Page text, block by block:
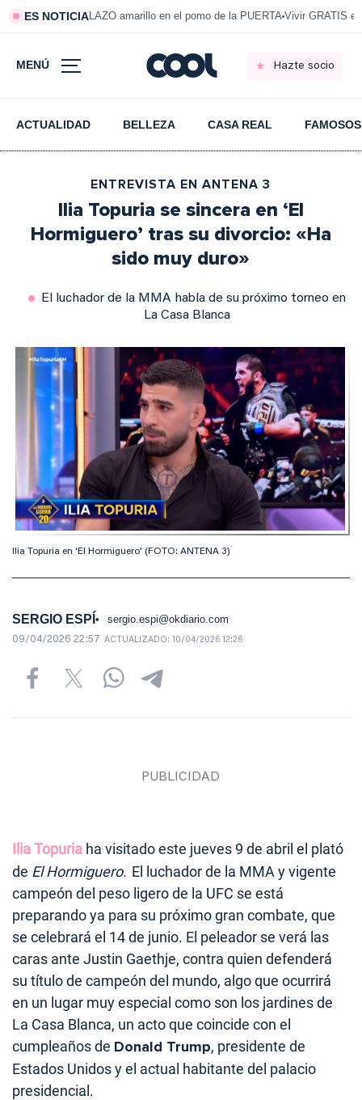
ES NOTICIALAZO amarillo en el pomo de la PUERTA Vivir GRATIS
MENÚ Hazte socio
ACTUALIDAD BELLEZA CASA REAL FAMOSOS
ENTREVISTA EN ANTENA 3
Ilia Topuria se sincera en ‘El
Hormiguero’ tras su divorcio: «Ha
sido muy duro»
El luchador de la MMA habla de su próximo torneo en
La Casa Blanca
IIia Topuria en 'El Hormiguero' (FOTO: ANTENA 3)
SERGIO ESPÍ sergio.espi@okdiario.com
09/04/2026 22:57 ACTUALIZADO: 10/04/2026 12:26
Ilia Topuria ha visitado este jueves 9 de abril el plató
de El Hormiguero. El luchador de la MMA y vigente
campeón del peso ligero de la UFC se está
preparando ya para su próximo gran combate, que
se celebrará el 14 de junio. El peleador se verá las
caras ante Justin Gaethje, contra quien defenderá
su título de campeón del mundo, algo que ocurrirá
en un lugar muy especial como son los jardines de
La Casa Blanca, un acto que coincide con el
cumpleaños de Donald Trump, presidente de
Estados Unidos y el actual habitante del palacio
presidencial.